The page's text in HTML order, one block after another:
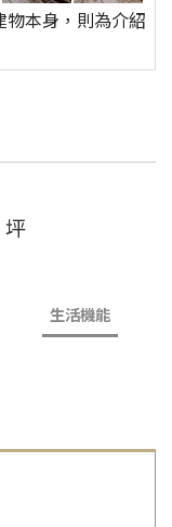
本身，則為介紹
坪
生活機能